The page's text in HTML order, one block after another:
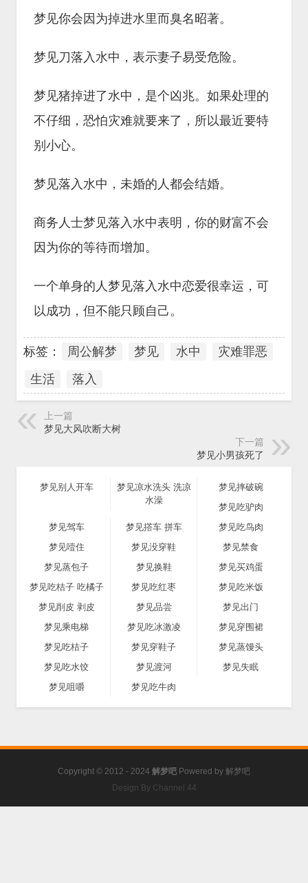
梦见你会因为掉进水里而臭名昭著。
梦见刀落入水中，表示妻子易受危险。
梦见猪掉进了水中，是个凶兆。如果处理的
不仔细，恐怕灾难就要来了，所以最近要特
别小心。
梦见落入水中，未婚的人都会结婚。
商务人士梦见落入水中表明，你的财富不会
因为你的等待而增加。
一个单身的人梦见落入水中恋爱很幸运，可
以成功，但不能只顾自己。
标签： 周公解梦 梦见 水中
灾难罪恶
生活
落入
上一篇
梦见大风吹断大树
下一篇
梦见小男孩死了
梦见别人开车
梦见凉水洗头 洗凉
水澡
梦见摔破碗
梦见吃驴肉
梦见驾车
梦见撘车 拼车
梦见吃鸟肉
梦见噎住
梦见没穿鞋
梦见禁食
梦见蒸包子
梦见换鞋
梦见买鸡蛋
梦见吃桔子 吃橘子
梦见吃红枣
梦见吃米饭
梦见削皮 剥皮
梦见品尝
梦见出门
梦见乘电梯
梦见吃冰激凌
梦见穿围裙
梦见吃桔子
梦见穿鞋子
梦见蒸馒头
梦见吃水饺
梦见渡河
梦见失眠
梦见咀嚼
梦见吃牛肉
Copyright © 2012 - 2024 解梦吧 Powered by 解梦吧
Design By Channel 44